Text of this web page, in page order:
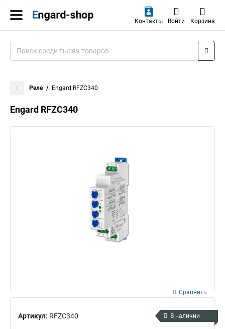
Контакты Войти Корзина
Реле Engard RFZC340
Engard RFZC340
Артикул: RFZC340
Сравнить
В наличии